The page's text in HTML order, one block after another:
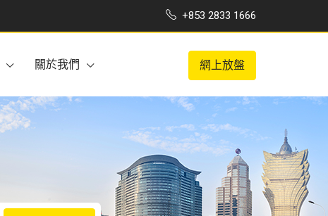
+853 2833 1666
關於我們 網上放盤